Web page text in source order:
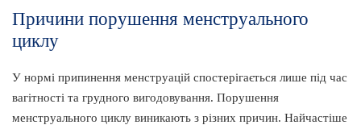
Причини порушення менструального
циклу
У нормі припинення менструацій спостерігається лише під час
вагітності та грудного вигодовування. Порушення
менструального циклу виникають з різних причин. Найчастіше